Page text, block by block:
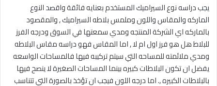
يجب دراسه نوع السيراميك المستخدم بعنايه فائقة واقصد النوع
الماركه والمقاس واللون وملمس بلاطه السيراميك , والمقصود
بالماركه اي الشركة المنتجه ومدي سمعتها في السوق ودرجه الفرز
للبلاط هل هو فرز اول ام لا , اما المقاس فهو دراسه مقاس البلاطه
ومدي ملائمته للمساحه التي سيتم تركيبه فيها فالمساحات الواسعه
يفضل ان تكون البلاطات كبيره بينما المساحات الصغيرة لا ينصح فيها
بالبلاطات الكبيره ,. اما درجه اللون فيجب ان تؤخذ بالصورة التي تتناسب